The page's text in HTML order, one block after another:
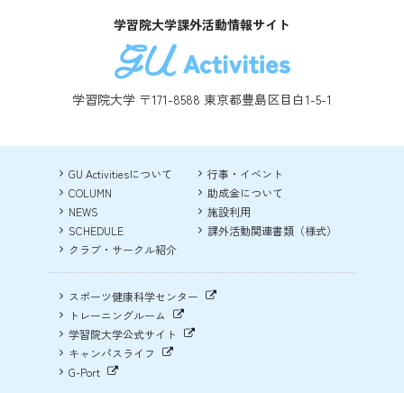
学習院大学課外活動情報サイト
学習院大学 〒171-8588 東京都豊島区目白1-5-1
GU Activitiesについて
COLUMN
NEWS
SCHEDULE
クラブ・サークル紹介
行事・イベント
助成金について
施設利用
課外活動関連書類（様式）
スポーツ健康科学センター
トレーニングルーム
学習院大学公式サイト
キャンパスライフ
G-Port